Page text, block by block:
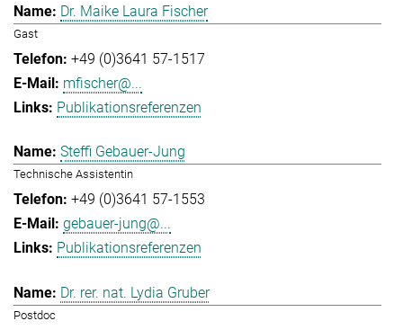
Dr. Maike Laura Fischer
Gast
+49 (0)3641 57-1517
mfischer@...
Publikationsreferenzen
Steffi Gebauer-Jung
Technische Assistentin
+49 (0)3641 57-1553
gebauer-jung@...
Publikationsreferenzen
Dr. rer. nat. Lydia Gruber
Postdoc